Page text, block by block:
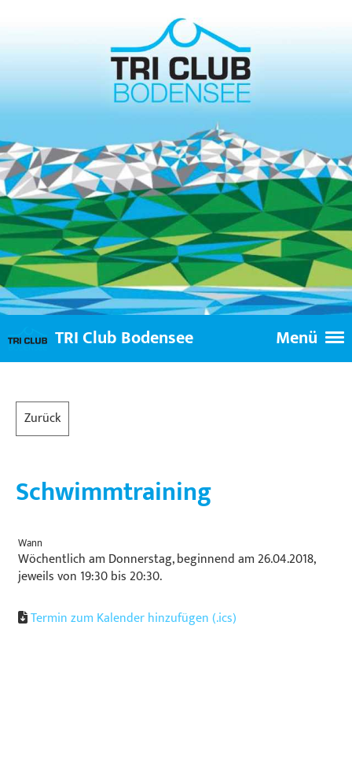
Menü
TRI Club Bodensee
Zurück
Schwimmtraining
Wann
Wöchentlich am Donnerstag, beginnend am 26.04.2018,
jeweils von 19:30 bis 20:30.
Termin zum Kalender hinzufügen (.ics)